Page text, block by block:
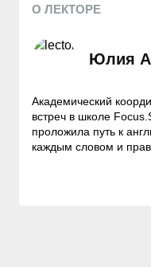
О ЛЕКТОРЕ
Юлия
Академический
встреч в школе
проложила путь к
каждым словом и